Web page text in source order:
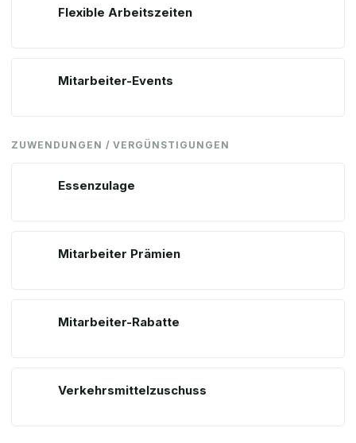
Flexible Arbeitszeiten
Mitarbeiter-Events
ZUWENDUNGEN / VERGÜNSTIGUNGEN
Essenzulage
Mitarbeiter Prämien
Mitarbeiter-Rabatte
Verkehrsmittelzuschuss